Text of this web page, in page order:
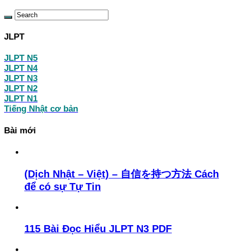
JLPT
JLPT N5
JLPT N4
JLPT N3
JLPT N2
JLPT N1
Tiếng Nhật cơ bản
Bài mới
(Dịch Nhật – Việt) – 自信を持つ方法 Cách
để có sự Tự Tin
115 Bài Đọc Hiểu JLPT N3 PDF